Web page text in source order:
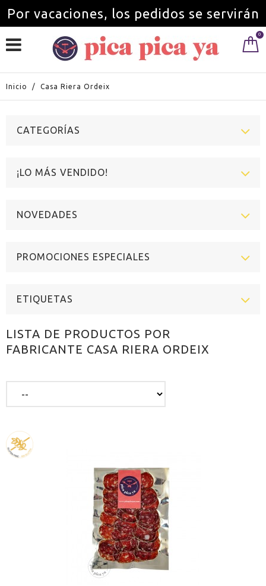
Por vacaciones, los pedidos se servirán
a partir del 1 de septiembre.
0
Inicio / Casa Riera Ordeix
CATEGORÍAS
¡LO MÁS VENDIDO!
NOVEDADES
PROMOCIONES ESPECIALES
ETIQUETAS
LISTA DE PRODUCTOS POR
FABRICANTE CASA RIERA ORDEIX